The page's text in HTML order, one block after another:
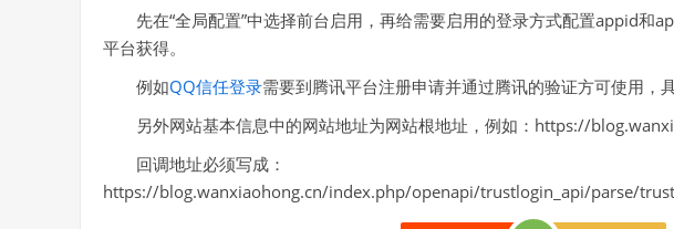
先在“全局配置”中选择前台启用，再给需要启用的登录方式配置appid和
平台获得。
例如QQ信任登录需要到腾讯平台注册申请并通过腾讯的验证方可使用，
另外网站基本信息中的网站地址为网站根地址，例如：https://
回调地址必须写成：
https://blog.wanxiaohong.cn/index.php/openapi/trustlogin_api/parse/